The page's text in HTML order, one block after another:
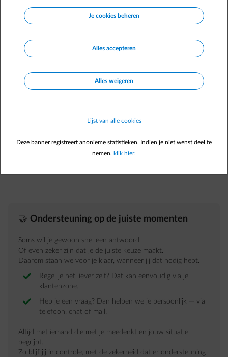
💡 Innovatie die helpt
Technologie is er om je leven makkelijker te maken.
Met tools zoals de
ENGIE Smart Appkrijg je duidelijke
je ziet meteen wat energie je kost, in euro’s
Geen ingewikkelde systemen, wel duidelijke informatie die je
Of je nu net begint, verandert van situatie of al jaren ervaring
hebt: je gebruikt de tools op jouw tempo, op jouw manier.
🤝 Ondersteuning op de juiste momenten
Soms wil je gewoon snel een antwoord.
Of even zeker zijn dat je de juiste keuze maakt.
Daarom staan we voor je klaar, wanneer jij dat nodig hebt.
Regel je het liever zelf? Dat kan eenvoudig via je
klantenzone.
Heb je een vraag? Dan helpen we je persoonlijk — via
telefoon, chat of mail.
Altijd met iemand die met je meedenkt en jouw situatie
begrijpt.
Zo blijf jij in controle, met de zekerheid dat er ondersteuning
Je cookies beheren
Alles accepteren
Alles weigeren
Lijst van alle cookies
Deze banner registreert anonieme statistieken. Indien je niet wenst deel te
nemen, klik hier.